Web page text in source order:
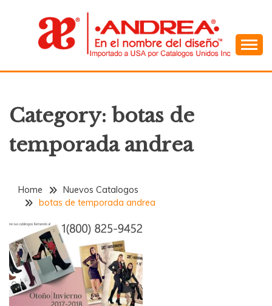
ANDREA
Category: botas de
temporada andrea
Home
Nuevos Catalogos
botas de temporada andrea